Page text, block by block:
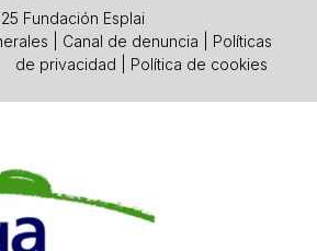
Fundación Esplai
Canal de denuncia
Políticas
de privacidad
Política de cookies